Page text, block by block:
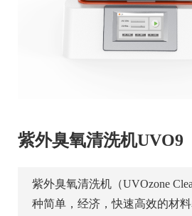
紫外臭氧清洗机UVO9
紫外臭氧清洗机（UVOzone
种简单，经济，快速高效的材